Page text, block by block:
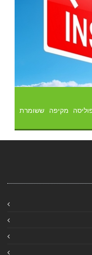
מקיפה ששומרת